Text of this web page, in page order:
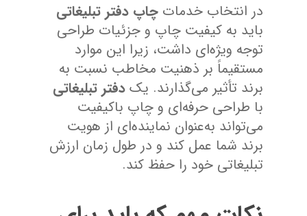
در انتخاب خدمات چاپ دفتر تبلیغاتی
باید به کیفیت چاپ و جزئیات طراحی
توجه ویژه‌ای داشت، زیرا این موارد
مستقیماً بر ذهنیت مخاطب نسبت به
برند تأثیر می‌گذارند. یکدفتر تبلیغاتی
با طراحی حرفه‌ای و چاپ باکیفیت
می‌تواند به‌عنوان نماینده‌ای از هویت
برند شما عمل کند و در طول زمان ارزش
تبلیغاتی خود را حفظ کند.